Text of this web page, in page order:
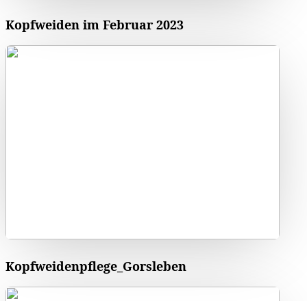
Kopfweiden im Februar 2023
Kopfweidenpflege_Gorsleben